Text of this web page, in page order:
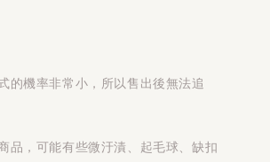
的機率非常小，所以售出後無法追
品，可能有些微汙漬、起毛球、缺扣